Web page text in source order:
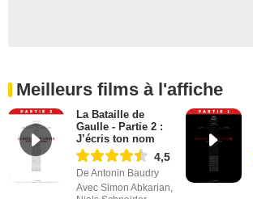
Meilleurs films à l'affiche
La Bataille de
Gaulle - Partie 2 :
J’écris ton nom
4,5
De Antonin Baudry
Avec Simon Abkarian,